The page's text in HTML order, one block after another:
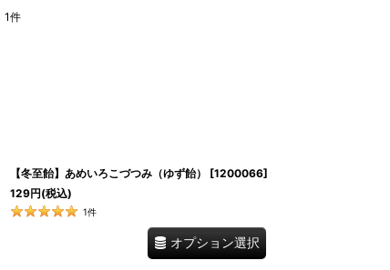
1件
【冬至飴】あめいろこづつみ（ゆず飴） [1200066]
129円(税込)
1件
オプション選択